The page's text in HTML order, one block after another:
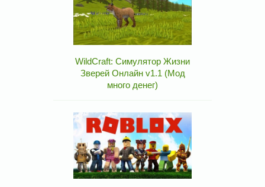
WildCraft: Симулятор Жизни
Зверей Онлайн v1.1 (Мод
много денег)